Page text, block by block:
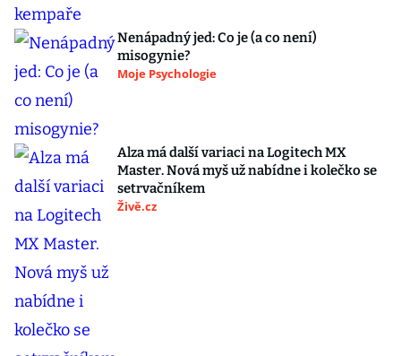
Nenápadný jed: Co je (a co není)
misogynie?
Moje Psychologie
Alza má další variaci na Logitech MX
Master. Nová myš už nabídne i kolečko se
setrvačníkem
Živě.cz